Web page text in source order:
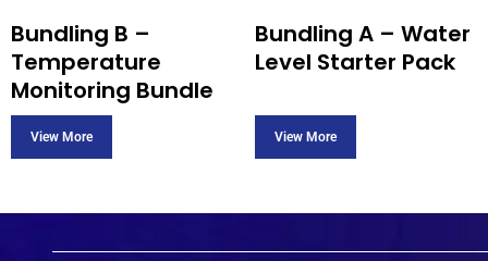
Bundling B –
Temperature
Monitoring Bundle
Bundling A – Water
Level Starter Pack